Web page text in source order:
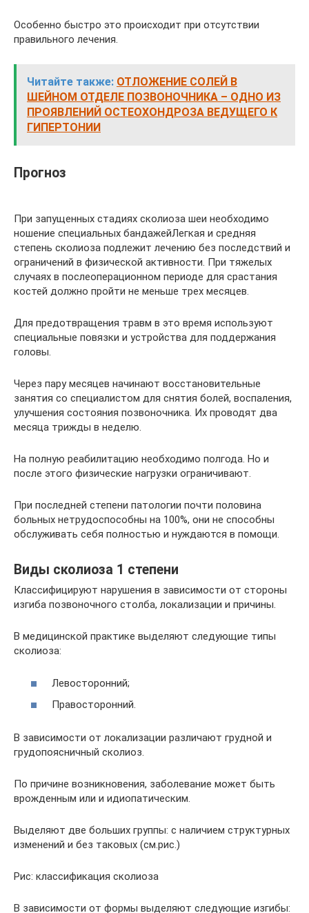
Особенно быстро это происходит при отсутствии
правильного лечения.
Читайте также: ОТЛОЖЕНИЕ СОЛЕЙ В
ШЕЙНОМ ОТДЕЛЕ ПОЗВОНОЧНИКА – ОДНО ИЗ
ПРОЯВЛЕНИЙ ОСТЕОХОНДРОЗА ВЕДУЩЕГО К
ГИПЕРТОНИИ
Прогноз
При запущенных стадиях сколиоза шеи необходимо
ношение специальных бандажейЛегкая и средняя
степень сколиоза подлежит лечению без последствий и
ограничений в физической активности. При тяжелых
случаях в послеоперационном периоде для срастания
костей должно пройти не меньше трех месяцев.
Для предотвращения травм в это время используют
специальные повязки и устройства для поддержания
головы.
Через пару месяцев начинают восстановительные
занятия со специалистом для снятия болей, воспаления,
улучшения состояния позвоночника. Их проводят два
месяца трижды в неделю.
На полную реабилитацию необходимо полгода. Но и
после этого физические нагрузки ограничивают.
При последней степени патологии почти половина
больных нетрудоспособны на 100%, они не способны
обслуживать себя полностью и нуждаются в помощи.
Виды сколиоза 1 степени
Классифицируют нарушения в зависимости от стороны
изгиба позвоночного столба, локализации и причины.
В медицинской практике выделяют следующие типы
сколиоза:
Левосторонний;
Правосторонний.
В зависимости от локализации различают грудной и
грудопоясничный сколиоз.
По причине возникновения, заболевание может быть
врожденным или и идиопатическим.
Выделяют две больших группы: с наличием структурных
изменений и без таковых (см.рис.)
Рис: классификация сколиоза
В зависимости от формы выделяют следующие изгибы: